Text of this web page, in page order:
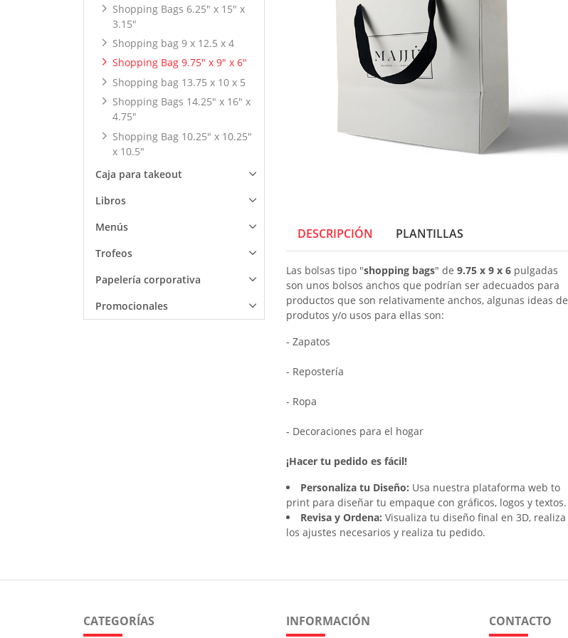
Shopping Bags 6.25" x 15" x
3.15"
Shopping bag 9 x 12.5 x 4
Shopping Bag 9.75" x 9" x 6"
Shopping bag 13.75 x 10 x 5
Shopping Bags 14.25" x 16" x
4.75"
Shopping Bag 10.25" x 10.25"
x 10.5"
Caja para takeout
Libros
Menús
Trofeos
Papelería corporativa
Promocionales
DESCRIPCIÓN PLANTILLAS
Las bolsas tipo "shopping bags" de 9.75 x 9 x 6 pulgadas
son unos bolsos anchos que podrían ser adecuados para
productos que son relativamente anchos, algunas ideas de
produtos y/o usos para ellas son:
- Zapatos
- Repostería
- Ropa
- Decoraciones para el hogar
¡Hacer tu pedido es fácil!
Personaliza tu Diseño: Usa nuestra plataforma web to
print para diseñar tu empaque con gráficos, logos y textos.
Revisa y Ordena: Visualiza tu diseño final en 3D, realiza
los ajustes necesarios y realiza tu pedido.
CATEGORÍAS INFORMACIÓN CONTACTO